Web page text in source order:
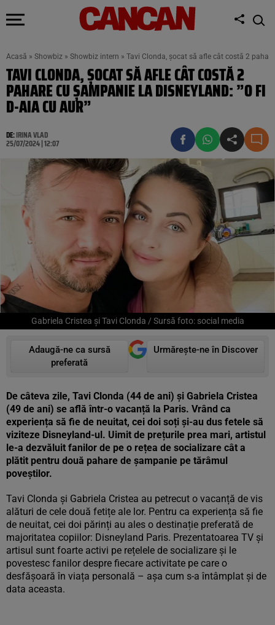
Acasă » Showbiz » Showbiz intern » Tavi Clonda, șocat să afle cât costă 2
TAVI CLONDA, ȘOCAT SĂ AFLE CÂT COSTĂ 2
PAHARE CU ȘAMPANIE LA DISNEYLAND: ”O FI
D-AIA CU AUR”
DE:IRINA VLAD
25/07/2024 | 12:07
Gabriela Cristea și Tavi Clonda / Sursă foto: social media
Adaugă-ne ca sursă
preferată
Urmărește-ne în Discover
De câteva zile, Tavi Clonda (44 de ani) și Gabriela Cristea
(49 de ani) se află într-o vacanță la Paris. Vrând ca
experiența să fie de neuitat, cei doi soți și-au dus fetele să
viziteze Disneyland-ul. Uimit de prețurile prea mari, artistul
le-a dezvăluit fanilor de pe o rețea de socializare cât a
plătit pentru două pahare de șampanie pe tărâmul
poveștilor.
Tavi Clonda și Gabriela Cristea au petrecut o vacanță de vis
alături de cele două fetițe ale lor. Pentru ca experiența să fie
de neuitat, cei doi părinți au ales o destinație preferată de
majoritatea copiilor: Disneyland Paris. Prezentatoarea TV și
artisul sunt foarte activi pe rețelele de socializare și le
povestesc fanilor despre fiecare activitate pe care o
desfășoară în viața personală – așa cum s-a întâmplat și de
data aceasta.